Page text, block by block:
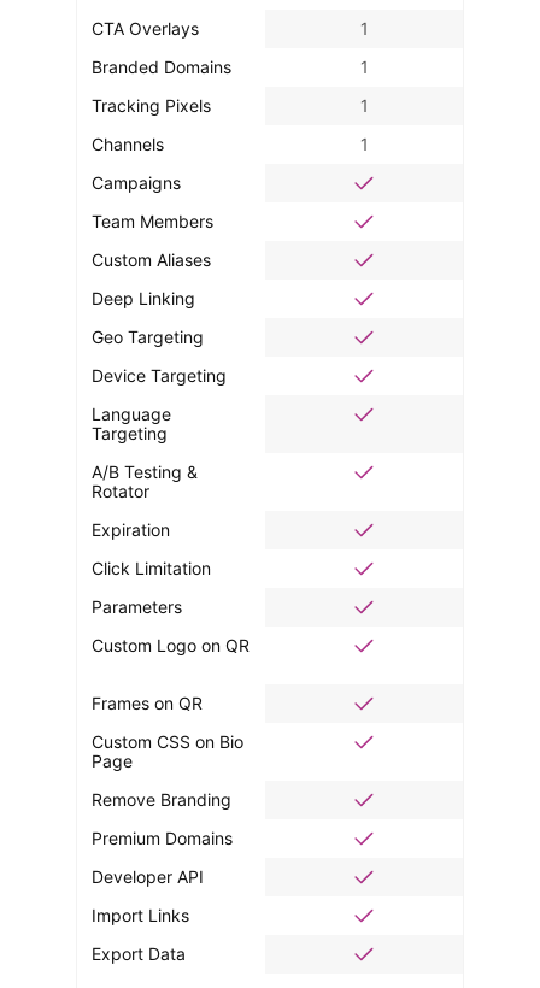
CTA Overlays
Branded Domains
Tracking Pixels
Channels
Campaigns
Team Members
Custom Aliases
Deep Linking
Geo Targeting
Device Targeting
Language
Targeting
A/B Testing &
Rotator
Expiration
Click Limitation
Parameters
Custom Logo on QR
Frames on QR
Custom CSS on Bio
Page
Remove Branding
Premium Domains
Developer API
Import Links
Export Data
1
1
1
1